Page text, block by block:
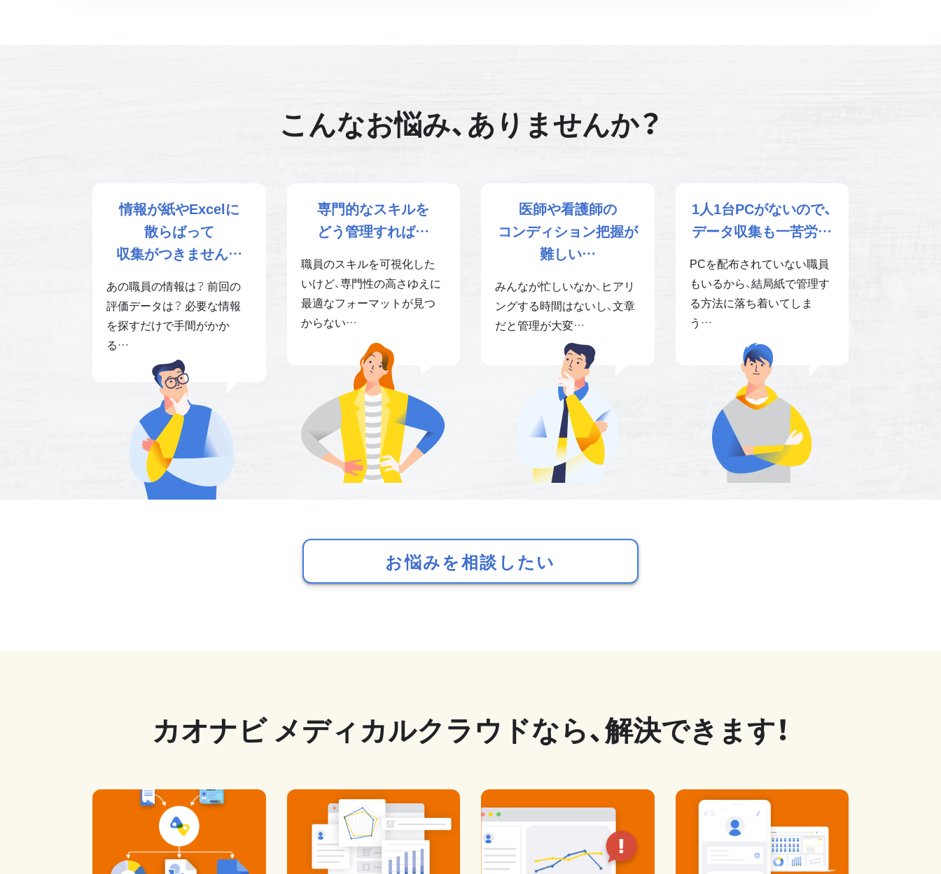
こんなお悩み、ありませんか？
情報が紙やExcelに
散らばって
収集がつきません…
あの職員の情報は？ 前回の
評価データは？ 必要な情報
を探すだけで手間がかか
る…
専門的なスキルを
どう管理すれば…
職員のスキルを可視化した
いけど、専門性の高さゆえに
最適なフォーマットが見つ
からない…
医師や看護師の
コンディション把握が
難しい…
みんなが忙しいなか、ヒアリ
ングする時間はないし、文章
だと管理が大変…
1人1台PCがないので、
データ収集も一苦労…
PCを配布されていない職員
もいるから、結局紙で管理す
る方法に落ち着いてしま
う…
お悩みを相談したい
カオナビ メディカルクラウドなら、解決できます！